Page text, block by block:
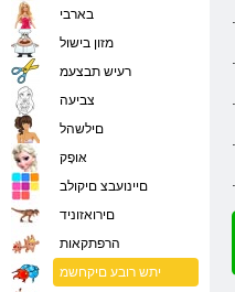
בארבי
מזון בישול
רעיש תבצעמ
צביעה
םילשהל
אּופָק
םיינועבצ םיקולב
םירואזוניד
הרפתקאות
יתש רובע םיקחשמ